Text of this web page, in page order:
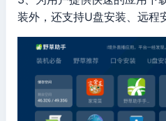
装外，还支持U盘安装、远程